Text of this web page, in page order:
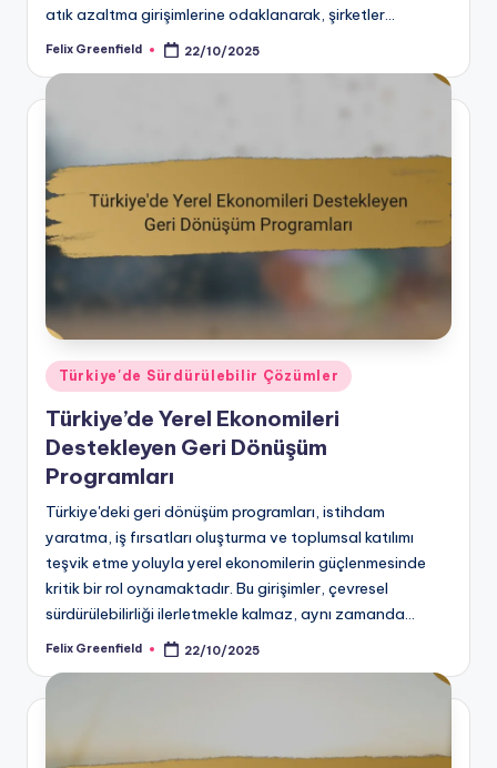
atık azaltma girişimlerine odaklanarak, şirketler…
Posted
Felix Greenfield 22/10/2025
Posted
Türkiye'de Sürdürülebilir Çözümler
Türkiye’de Yerel Ekonomileri
Destekleyen Geri Dönüşüm
Programları
Türkiye'deki geri dönüşüm programları, istihdam
yaratma, iş fırsatları oluşturma ve toplumsal katılımı
teşvik etme yoluyla yerel ekonomilerin güçlenmesinde
kritik bir rol oynamaktadır. Bu girişimler, çevresel
sürdürülebilirliği ilerletmekle kalmaz, aynı zamanda…
Posted
Felix Greenfield 22/10/2025